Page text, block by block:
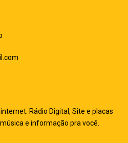
Rádio Digital, Site e placas
e informação pra você.